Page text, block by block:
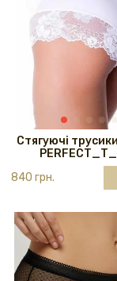
Стягуючі
840 грн.